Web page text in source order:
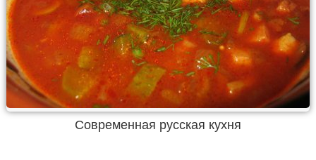
Современная русская кухня